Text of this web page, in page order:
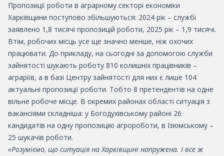
Пропозиції роботи в аграрному секторі економіки
Харківщини поступово збільшуються: 2024 рік – службі
заявлено 1,8 тисячі пропозицій роботи, 2025 рік – 1,9 тисячі.
Втім, робочих місць усе ще значно менше, ніж охочих
працювати. До прикладу, на сьогодні за допомогою служби
зайнятості шукають роботу 810 колишніх працівників –
аграріїв, а в базі Центру зайнятості для них є лише 104
актуальні пропозиції роботи. Тобто 8 претендентів на одне
вільне робоче місце. В окремих районах області ситуація з
вакансіями складніша: у Богодухівському районі 26
кандидатів на одну пропозицію агророботи, в Ізюмському –
25 шукачів роботи.
«Розуміємо, що ситуація на Харківщині напружена. І все ж